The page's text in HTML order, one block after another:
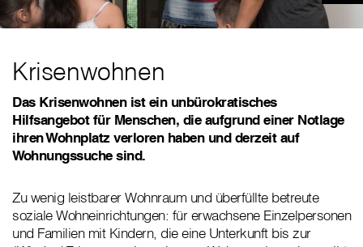
Krisenwohnen
Das Krisenwohnen ist ein unbürokratisches
Hilfsangebot für Menschen, die aufgrund einer Notlage
ihren Wohnplatz verloren haben und derzeit auf
Wohnungssuche sind.
Zu wenig leistbarer Wohnraum und überfüllte betreute
soziale Wohneinrichtungen: für erwachsene Einzelpersonen
und Familien mit Kindern, die eine Unterkunft bis zur